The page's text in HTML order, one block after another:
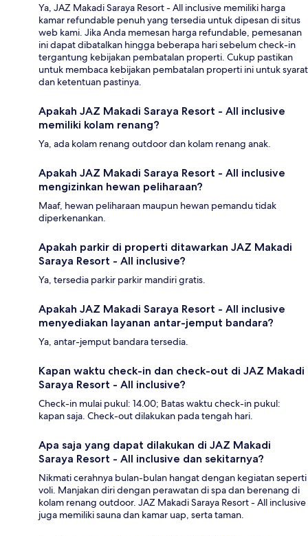
Ya, JAZ Makadi Saraya Resort - All inclusive memiliki harga
kamar refundable penuh yang tersedia untuk dipesan di situs
web kami. Jika Anda memesan harga refundable, pemesanan
ini dapat dibatalkan hingga beberapa hari sebelum check-in
tergantung kebijakan pembatalan properti. Cukup pastikan
untuk membaca kebijakan pembatalan properti ini untuk syarat
dan ketentuan pastinya.
Apakah JAZ Makadi Saraya Resort - All inclusive
memiliki kolam renang?
Ya, ada kolam renang outdoor dan kolam renang anak.
Apakah JAZ Makadi Saraya Resort - All inclusive
mengizinkan hewan peliharaan?
Maaf, hewan peliharaan maupun hewan pemandu tidak
diperkenankan.
Apakah parkir di properti ditawarkan JAZ Makadi
Saraya Resort - All inclusive?
Ya, tersedia parkir parkir mandiri gratis.
Apakah JAZ Makadi Saraya Resort - All inclusive
menyediakan layanan antar-jemput bandara?
Ya, antar-jemput bandara tersedia.
Kapan waktu check-in dan check-out di JAZ Makadi
Saraya Resort - All inclusive?
Check-in mulai pukul: 14.00; Batas waktu check-in pukul:
kapan saja. Check-out dilakukan pada tengah hari.
Apa saja yang dapat dilakukan di JAZ Makadi
Saraya Resort - All inclusive dan sekitarnya?
Nikmati cerahnya bulan-bulan hangat dengan kegiatan seperti
voli. Manjakan diri dengan perawatan di spa dan berenang di
kolam renang outdoor. JAZ Makadi Saraya Resort - All inclusive
juga memiliki sauna dan kamar uap, serta taman.